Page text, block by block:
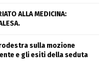
ALLA MEDICINA:
sulla mozione
e gli esiti della seduta